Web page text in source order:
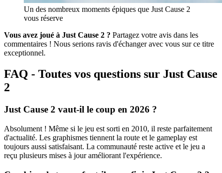
Un des nombreux moments épiques que Just Cause 2
vous réserve
Vous avez joué à Just Cause 2 ? Partagez votre avis dans les
commentaires ! Nous serions ravis d'échanger avec vous sur ce titre
exceptionnel.
FAQ - Toutes vos questions sur Just Cause
2
Just Cause 2 vaut-il le coup en 2026 ?
Absolument ! Même si le jeu est sorti en 2010, il reste parfaitement
d'actualité. Les graphismes tiennent la route et le gameplay est
toujours aussi satisfaisant. La communauté reste active et le jeu a
reçu plusieurs mises à jour améliorant l'expérience.